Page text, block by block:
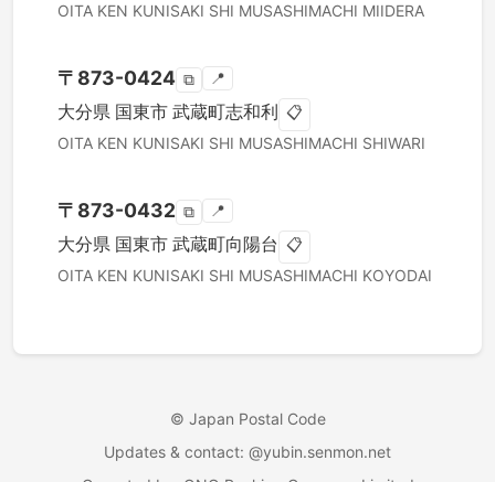
OITA KEN KUNISAKI SHI MUSASHIMACHI MIIDERA
〒 873-0424 ⧉ 📍
大分県 国東市 武蔵町志和利 📋
OITA KEN KUNISAKI SHI MUSASHIMACHI SHIWARI
〒 873-0432 ⧉ 📍
大分県 国東市 武蔵町向陽台 📋
OITA KEN KUNISAKI SHI MUSASHIMACHI KOYODAI
© Japan Postal Code
Updates & contact: @yubin.senmon.net